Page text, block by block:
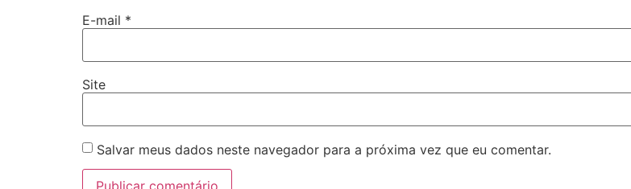
E-mail *
Site
Salvar meus dados neste navegador para a próxima vez que eu comentar.